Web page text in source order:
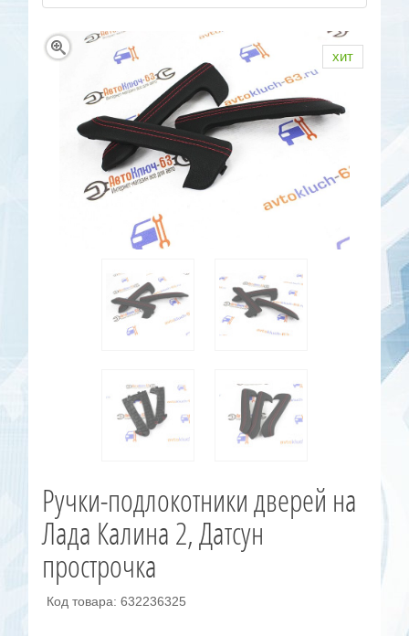
хит
Ручки-подлокотники дверей на
Лада Калина 2, Датсун
прострочка
Код товара: 632236325